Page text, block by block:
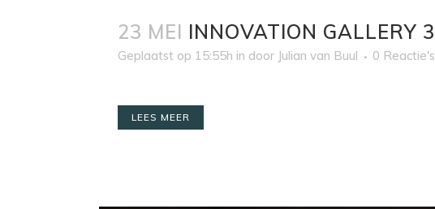
23 MEI INNOVATION GALLERY 3
Geplaatst op 15:55h in door Julian van Buul 0 Reactie's
LEES MEER